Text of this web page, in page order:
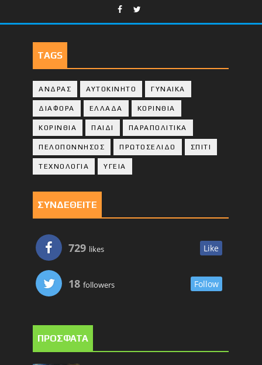
TAGS
ΑΝΔΡΑΣ ΑΥΤΟΚΙΝΗΤΟ ΓΥΝΑΙΚΑ
ΔΙΑΦΟΡΑ ΕΛΛΑΔΑ ΚΟΡΙΝΘΙΑ
ΚΟΡΙΝΘΙA ΠΑΙΔΙ ΠΑΡΑΠΟΛΙΤΙΚΑ
ΠΕΛΟΠΟΝΝΗΣΟΣ ΠΡΩΤΟΣΕΛΙΔΟ ΣΠΙΤΙ
ΤΕΧΝΟΛΟΓΙΑ ΥΓΕΙΑ
ΣΥΝΔΕΘΕΙΤΕ
729 likes Like
18 followers Follow
ΠΡΟΣΦΑΤΑ